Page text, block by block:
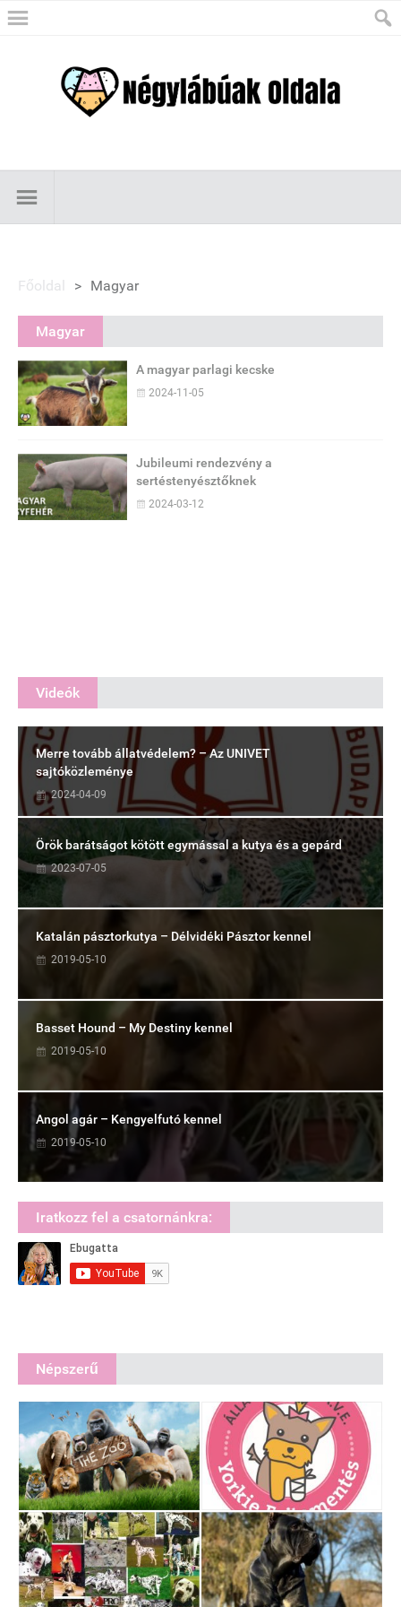
Főoldal > Magyar
Magyar
A magyar parlagi kecske
2024-11-05
Jubileumi rendezvény a
sertéstenyésztőknek
2024-03-12
Videók
Merre tovább állatvédelem? – Az UNIVET
sajtóközleménye
2024-04-09
Örök barátságot kötött egymással a kutya és a gepárd
2023-07-05
Katalán pásztorkutya – Délvidéki Pásztor kennel
2019-05-10
Basset Hound – My Destiny kennel
2019-05-10
Angol agár – Kengyelfutó kennel
2019-05-10
Iratkozz fel a csatornánkra:
Népszerű